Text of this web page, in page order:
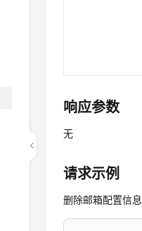
响应参数
无
请求示例
删除邮箱配置信息